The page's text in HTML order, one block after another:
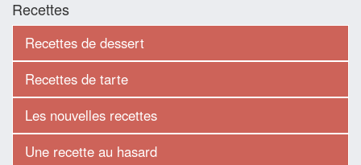
Recettes
Recettes de dessert
Recettes de tarte
Les nouvelles recettes
Une recette au hasard